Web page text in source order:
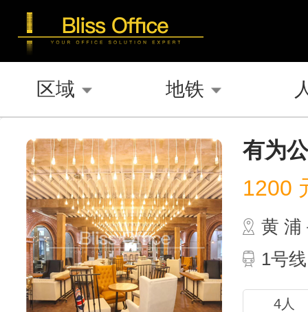
区域 地铁
有为
1200
黄 浦
1号
4人